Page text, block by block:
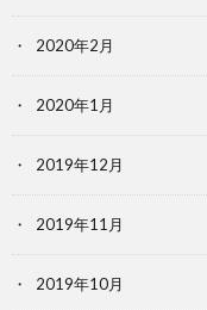
2020年2月
2020年1月
2019年12月
2019年11月
2019年10月